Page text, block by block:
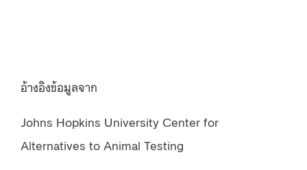
อ้างอิงข้อมูลจาก
Johns Hopkins University Center for
Alternatives to Animal Testing